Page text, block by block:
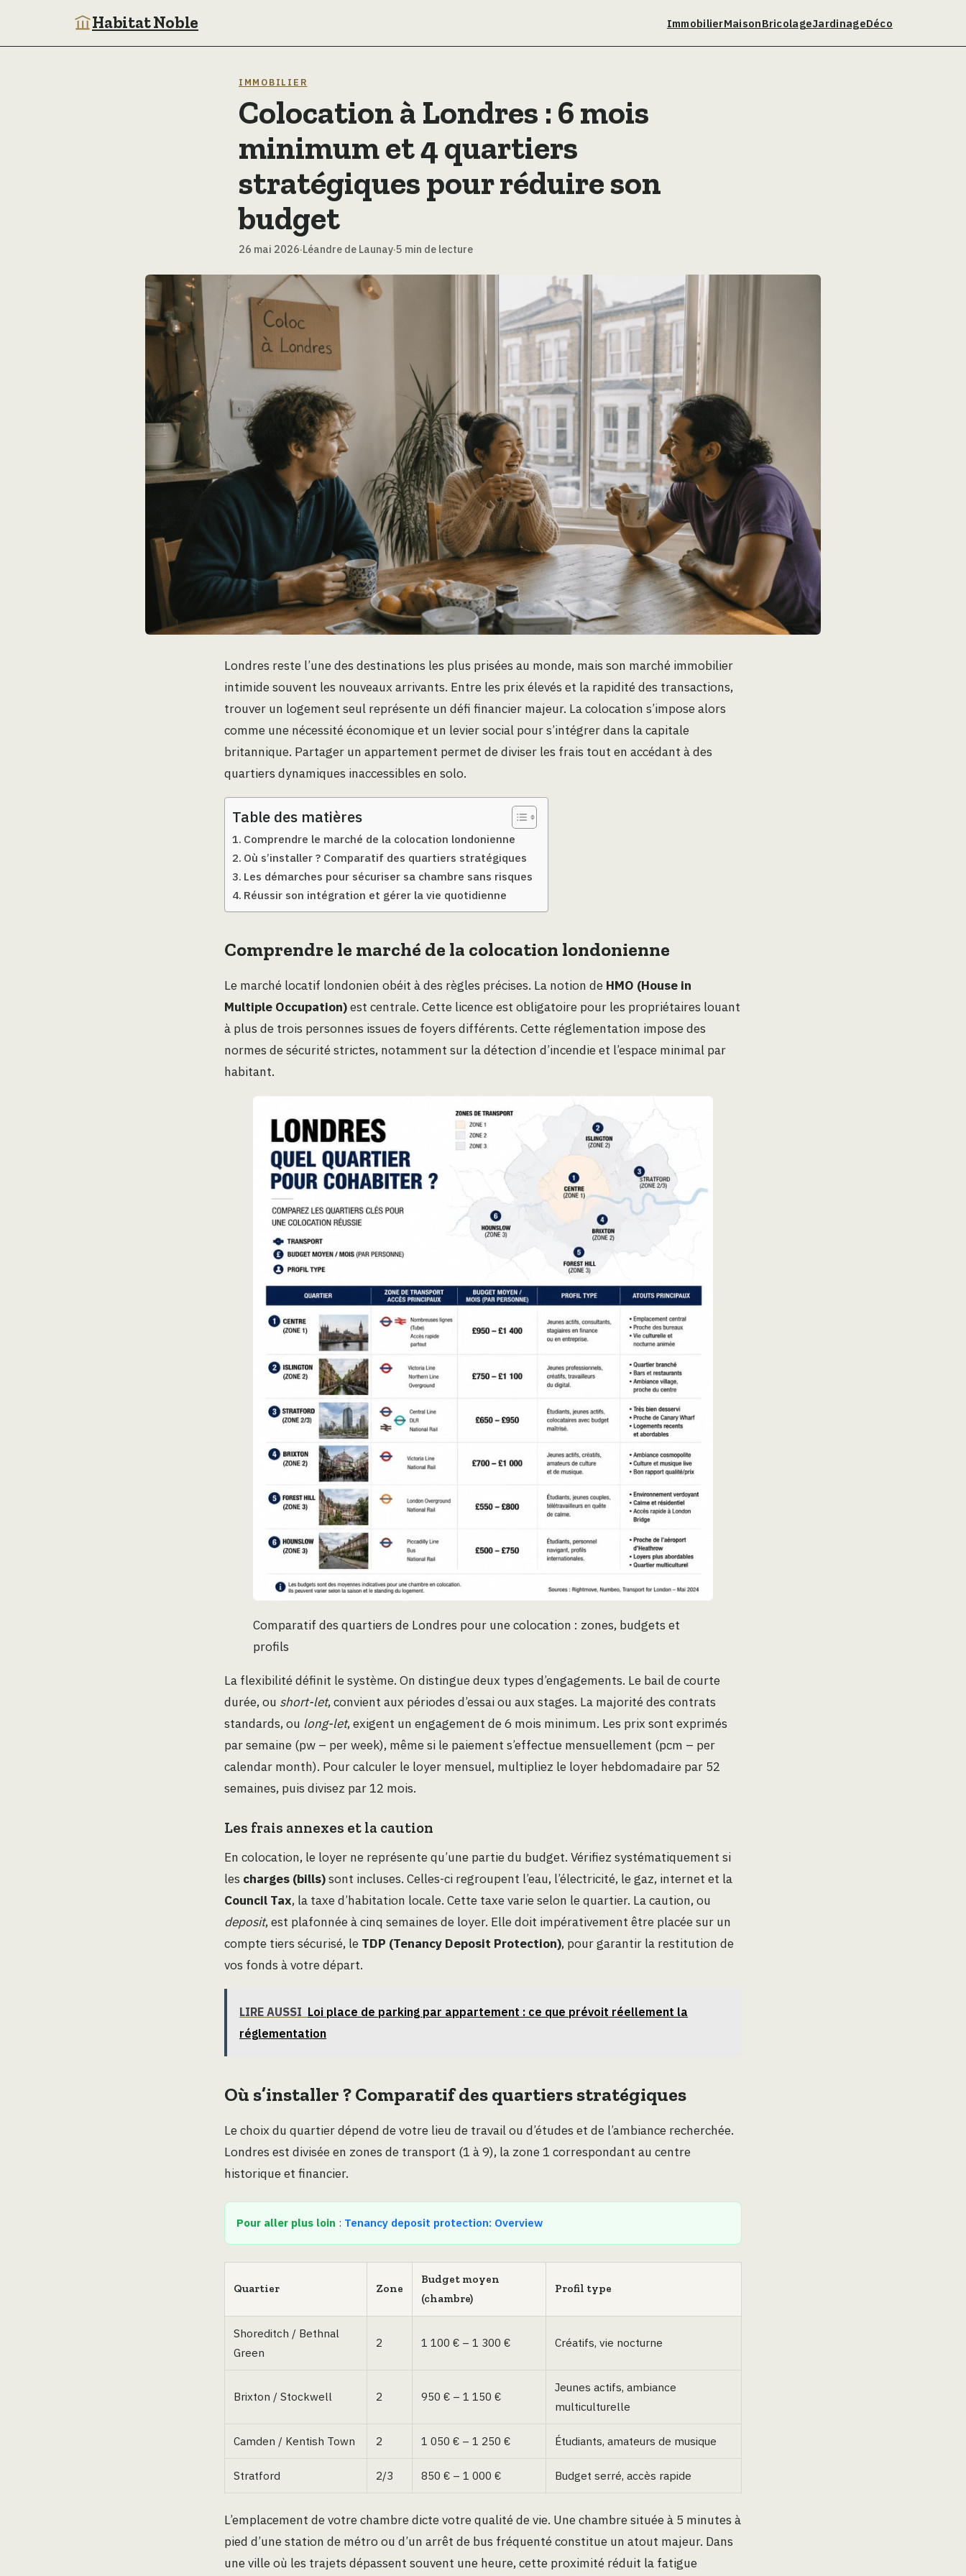
Habitat Noble ImmobilierMaisonBricolageJardinageDéco
IMMOBILIER
Colocation à Londres : 6 mois
minimum et 4 quartiers
stratégiques pour réduire son
budget
26 mai 2026·Léandre de Launay·5 min de lecture
Londres reste l’une des destinations les plus prisées au monde, mais son marché immobilier
intimide souvent les nouveaux arrivants. Entre les prix élevés et la rapidité des transactions,
trouver un logement seul représente un défi financier majeur. La colocation s’impose alors
comme une nécessité économique et un levier social pour s’intégrer dans la capitale
britannique. Partager un appartement permet de diviser les frais tout en accédant à des
quartiers dynamiques inaccessibles en solo.
Table des matières
Comprendre le marché de la colocation londonienne
Où s’installer ? Comparatif des quartiers stratégiques
Les démarches pour sécuriser sa chambre sans risques
Réussir son intégration et gérer la vie quotidienne
Comprendre le marché de la colocation londonienne
Le marché locatif londonien obéit à des règles précises. La notion de HMO (House in
Multiple Occupation)est centrale. Cette licence est obligatoire pour les propriétaires louant
à plus de trois personnes issues de foyers différents. Cette réglementation impose des
normes de sécurité strictes, notamment sur la détection d’incendie et l’espace minimal par
habitant.
Comparatif des quartiers de Londres pour une colocation : zones, budgets et
profils
La flexibilité définit le système. On distingue deux types d’engagements. Le bail de courte
durée, ou short-let, convient aux périodes d’essai ou aux stages. La majorité des contrats
standards, ou long-let, exigent un engagement de 6 mois minimum. Les prix sont exprimés
par semaine (pw – per week), même si le paiement s’effectue mensuellement (pcm – per
calendar month). Pour calculer le loyer mensuel, multipliez le loyer hebdomadaire par 52
semaines, puis divisez par 12 mois.
Les frais annexes et la caution
En colocation, le loyer ne représente qu’une partie du budget. Vérifiez systématiquement si
les charges (bills)sont incluses. Celles-ci regroupent l’eau, l’électricité, le gaz, internet et la
Council Tax, la taxe d’habitation locale. Cette taxe varie selon le quartier. La caution, ou
deposit, est plafonnée à cinq semaines de loyer. Elle doit impérativement être placée sur un
compte tiers sécurisé, le TDP (Tenancy Deposit Protection), pour garantir la restitution de
vos fonds à votre départ.
LIRE AUSSI Loi place de parking par appartement : ce que prévoit réellement la
réglementation
Où s’installer ? Comparatif des quartiers stratégiques
Le choix du quartier dépend de votre lieu de travail ou d’études et de l’ambiance recherchée.
Londres est divisée en zones de transport (1 à 9), la zone 1 correspondant au centre
historique et financier.
Pour aller plus loin : Tenancy deposit protection: Overview
Quartier Zone
Budget moyen
(chambre)
Profil type
Shoreditch / Bethnal
Green
2 1 100 € – 1 300 € Créatifs, vie nocturne
Brixton / Stockwell 2 950 € – 1 150 €
Jeunes actifs, ambiance
multiculturelle
Camden / Kentish Town 2 1 050 € – 1 250 € Étudiants, amateurs de musique
Stratford 2/3 850 € – 1 000 € Budget serré, accès rapide
L’emplacement de votre chambre dicte votre qualité de vie. Une chambre située à 5 minutes à
pied d’une station de métro ou d’un arrêt de bus fréquenté constitue un atout majeur. Dans
une ville où les trajets dépassent souvent une heure, cette proximité réduit la fatigue